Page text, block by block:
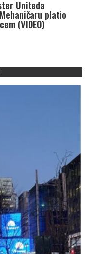
Uniteda
platio
(VIDEO)